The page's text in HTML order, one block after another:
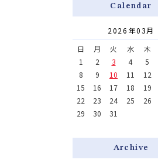
Calendar
2026年03月
日
月 火 水 木
1
2 3 4 5
8
9 10 11 12
15
16 17 18 19
22
23 24 25 26
29
30 31
Archive